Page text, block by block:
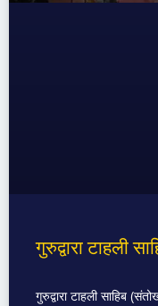
गुरुद्वारा टाहली
गुरुद्वारा टाहली साहिब